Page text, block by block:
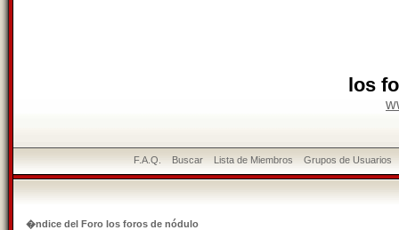
los
F.A.Q. Buscar Lista de Miembros Grupos de Usuarios
�ndice del Foro los foros de nódulo